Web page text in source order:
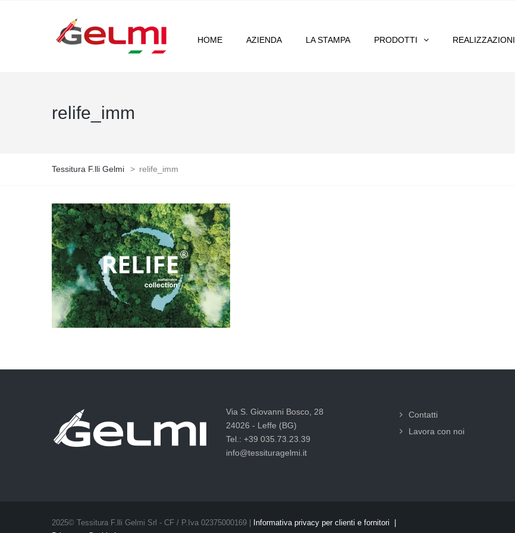
HOME AZIENDA LA STAMPA PRODOTTI REALIZZAZIONI
relife_imm
Tessitura F.lli Gelmi > relife_imm
Via S. Giovanni Bosco, 28
24026 - Leffe (BG)
Tel.: +39 035.73.23.39
info@tessituragelmi.it
Contatti
Lavora con noi
2025© Tessitura F.lli Gelmi Srl ‐ CF / P.Iva 02375000169 |
Informativa privacy per clienti e fornitori |